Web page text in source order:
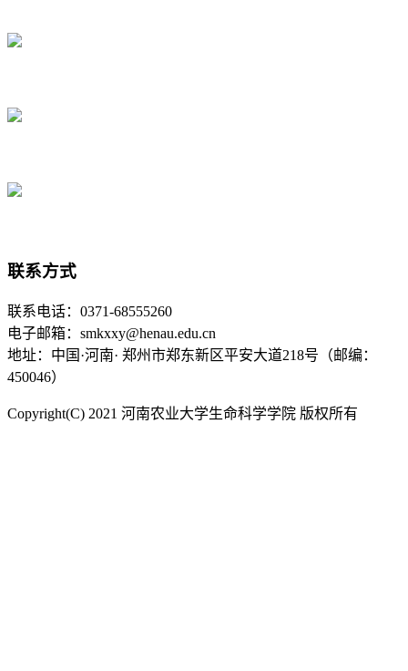
联系方式
联系电话：0371-68555260
电子邮箱：smkxxy@henau.edu.cn
地址：中国·河南· 郑州市郑东新区平安大道218号（邮编：
450046）
Copyright(C) 2021 河南农业大学生命科学学院 版权所有